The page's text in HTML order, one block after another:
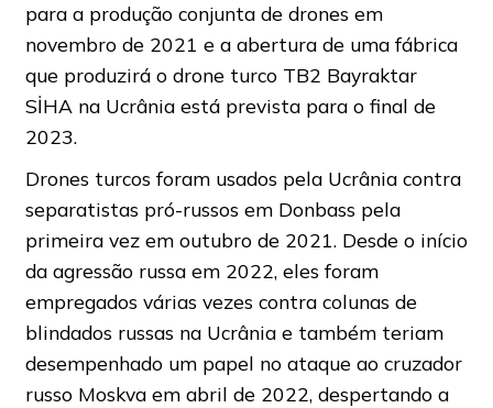
para a produção conjunta de drones em
novembro de 2021 e a abertura de uma fábrica
que produzirá o drone turco TB2 Bayraktar
SİHA na Ucrânia está prevista para o final de
2023.
Drones turcos foram usados ​​pela Ucrânia contra
separatistas pró-russos em Donbass pela
primeira vez em outubro de 2021. Desde o início
da agressão russa em 2022, eles foram
empregados várias vezes contra colunas de
blindados russas na Ucrânia e também teriam
desempenhado um papel no ataque ao cruzador
russo Moskva em abril de 2022, despertando a